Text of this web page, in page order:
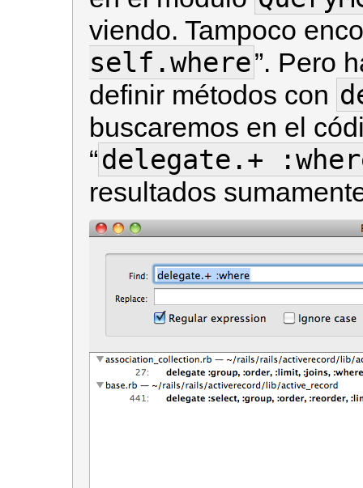
viendo. Tampoco
self.where”. Pero
definir métodos con
buscaremos en el
“delegate.+
resultados